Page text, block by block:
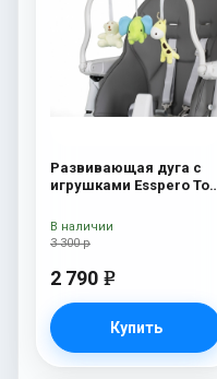
Развивающая дуга с
игрушками Esspero Toy
3 300 р
2 790 e
Купить
В наличии